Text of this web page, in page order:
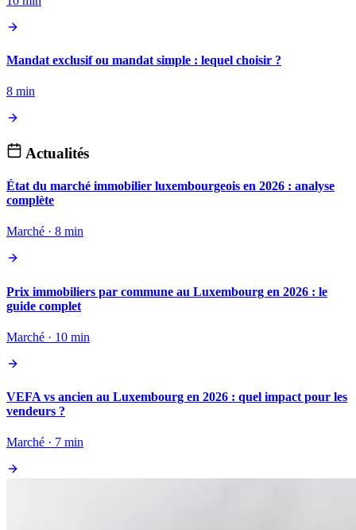
Mandat exclusif ou mandat simple : lequel choisir ?
8 min
Actualités
État du marché immobilier luxembourgeois en 2026 : analyse
complète
Marché · 8 min
Prix immobiliers par commune au Luxembourg en 2026 : le
guide complet
Marché · 10 min
VEFA vs ancien au Luxembourg en 2026 : quel impact pour les
vendeurs ?
Marché · 7 min